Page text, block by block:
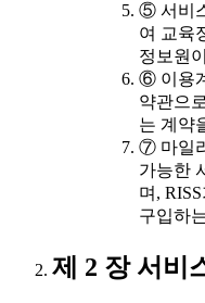
⑤ 서비
여 교육
정보원
⑥ 이용
약관으
는 계약
⑦ 마일
가능한
며,
구입하
제 2 장 서비